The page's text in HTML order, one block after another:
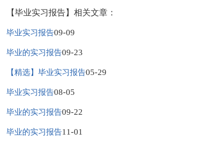
【毕业实习报告】相关文章：
毕业实习报告09-09
毕业的实习报告09-23
【精选】毕业实习报告05-29
毕业实习报告08-05
毕业的实习报告09-22
毕业的实习报告11-01